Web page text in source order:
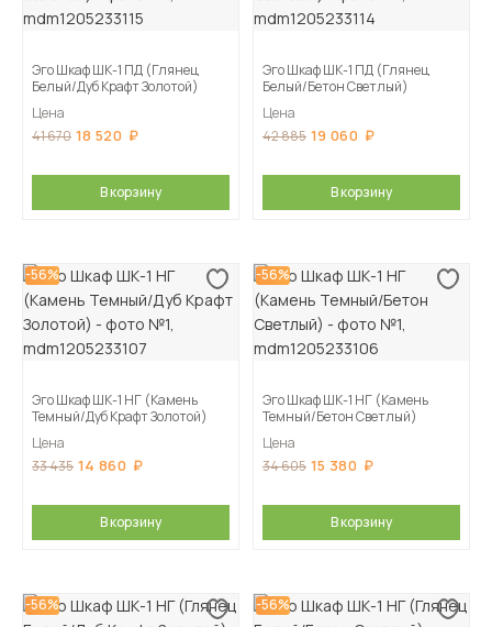
Эго Шкаф ШК-1 ПД (Глянец
Белый/Дуб Крафт Золотой)
Цена
41 670 18 520
В корзину
Эго Шкаф ШК-1 ПД (Глянец
Белый/Бетон Светлый)
Цена
42 885 19 060
В корзину
-56%
Эго Шкаф ШК-1 НГ (Камень
Темный/Дуб Крафт Золотой)
Цена
33 435 14 860
В корзину
-56%
Эго Шкаф ШК-1 НГ (Камень
Темный/Бетон Светлый)
Цена
34 605 15 380
В корзину
-56% -56%